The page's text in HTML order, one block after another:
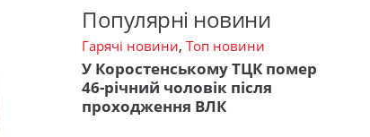
Популярні новини
Гарячі новини, Топ новини
У Коростенському ТЦК помер
46-річний чоловік після
проходження ВЛК